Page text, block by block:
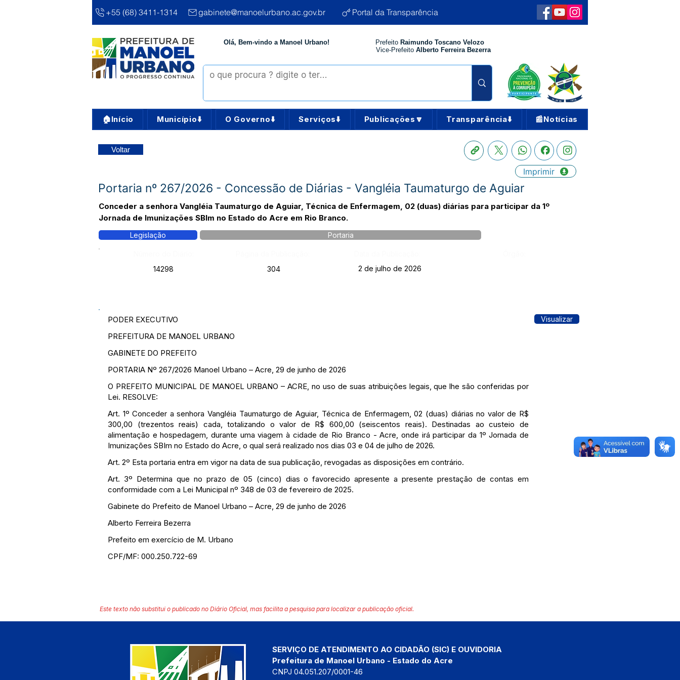
+55 (68) 3411-1314 gabinete@manoelurbano.ac.gov.br Portal da Transparência
Olá, Bem-vindo a Manoel Urbano! Prefeito Raimundo Toscano Velozo
Vice-Prefeito Alberto Ferreira Bezerra
🏠Início Município⬇️ O Governo⬇️ Serviços⬇️ Publicações🔽 Transparência⬇️ 📰Notícias
Voltar
Imprimir
Portaria nº 267/2026 - Concessão de Diárias - Vangléia Taumaturgo de Aguiar
Conceder a senhora Vangléia Taumaturgo de Aguiar, Técnica de Enfermagem, 02 (duas) diárias para participar da 1º
Jornada de Imunizações SBIm no Estado do Acre em Rio Branco.
Legislação Portaria
14298
304 2 de julho de 2026
PODER EXECUTIVO
PREFEITURA DE MANOEL URBANO
GABINETE DO PREFEITO
PORTARIA Nº 267/2026 Manoel Urbano – Acre, 29 de junho de 2026
O PREFEITO MUNICIPAL DE MANOEL URBANO – ACRE, no uso de suas atribuições legais, que lhe são conferidas por
Lei. RESOLVE:
Art. 1º Conceder a senhora Vangléia Taumaturgo de Aguiar, Técnica de Enfermagem, 02 (duas) diárias no valor de R$
300,00 (trezentos reais) cada, totalizando o valor de R$ 600,00 (seiscentos reais). Destinadas ao custeio de
alimentação e hospedagem, durante uma viagem à cidade de Rio Branco - Acre, onde irá participar da 1º Jornada de
Imunizações SBIm no Estado do Acre, o qual será realizado nos dias 03 e 04 de julho de 2026.
Art. 2º Esta portaria entra em vigor na data de sua publicação, revogadas as disposições em contrário.
Art. 3º Determina que no prazo de 05 (cinco) dias o favorecido apresente a presente prestação de contas em
conformidade com a Lei Municipal nº 348 de 03 de fevereiro de 2025.
Gabinete do Prefeito de Manoel Urbano – Acre, 29 de junho de 2026
Alberto Ferreira Bezerra
Prefeito em exercício de M. Urbano
CPF/MF: 000.250.722-69
Visualizar
Este texto não substitui o publicado no Diário Oficial, mas facilita a pesquisa para localizar a publicação oficial.
SERVIÇO DE ATENDIMENTO AO CIDADÃO (SIC) E OUVIDORIA
Prefeitura de Manoel Urbano - Estado do Acre
CNPJ 04.051.207/0001-46